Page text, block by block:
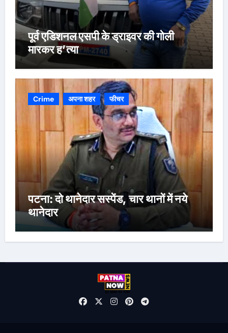
पूर्व एडिशनल एसपी के ड्राइवर की गोली
मारकर ह’त्या
Crime अपना शहर फीचर
पटना: दो थानेदार सस्पेंड, चार थानों में नये
थानेदार